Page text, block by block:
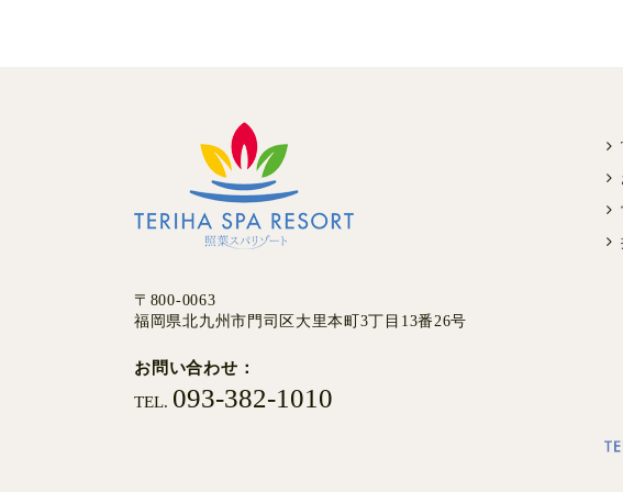
〒800-0063
福岡県北九州市門司区大里本町3丁目13番26号
お問い合わせ
TEL. 093-382-1010